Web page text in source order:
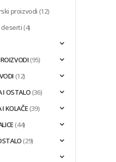
proizvodi (12)
deserti(4)
(95)
(12)
I OSTALO(36)
I KOLAČE(39)
(44)
(29)